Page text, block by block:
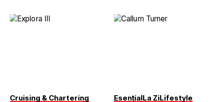
Cruising & Chartering
EsențialLa ZiLifestyle